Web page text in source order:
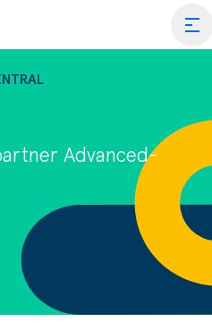
Wat is
Wat is
Scanning
Advanced-